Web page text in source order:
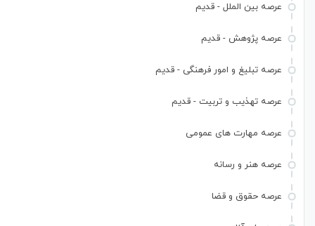
عرصه بین الملل - قدیم
عرصه پژوهش - قدیم
عرصه تبلیغ و امور فرهنگی - قدیم
عرصه تهذیب و تربیت - قدیم
عرصه مهارت های عمومی
عرصه هنر و رسانه
عرصه حقوق و قضا